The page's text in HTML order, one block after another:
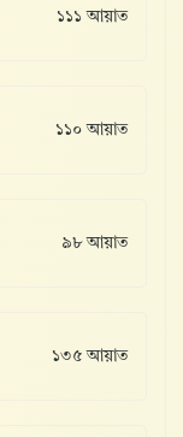
১১১ আয়াত
১১০ আয়াত
৯৮ আয়াত
১৩৫ আয়াত